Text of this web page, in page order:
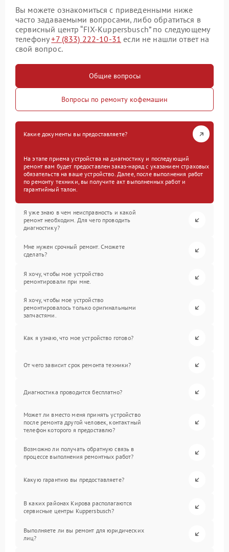
Вы можете ознакомиться с приведенными ниже
часто задаваемыми вопросами, либо обратиться в
сервисный центр “FIX-Kuppersbusch” по следующему
телефону+7 (833) 222-10-31 если не нашли ответ на
свой вопрос.
Общие вопросы
Вопросы по ремонту кофемашин
Какие документы вы предоставляете?
На этапе приема устройства на диагностику и последующий
ремонт вам будет предоставлен заказ-наряд с указанием страховых
обязательств на ваше устройство. Далее, после выполнения работ
по ремонту техники, вы получите акт выполненных работ и
гарантийный талон.
Я уже знаю в чем неисправность и какой
ремонт необходим. Для чего проводить
диагностику?
Мне нужен срочный ремонт. Сможете
сделать?
Я хочу, чтобы мое устройство
ремонтировали при мне.
Я хочу, чтобы мое устройство
ремонтировалось только оригинальными
запчастями.
Как я узнаю, что мое устройство готово?
От чего зависит срок ремонта техники?
Диагностика проводится бесплатно?
Может ли вместо меня принять устройство
после ремонта другой человек, контактный
телефон которого я предоставлю?
Возможно ли получать обратную связь в
процессе выполнения ремонтных работ?
Какую гарантию вы предоставляете?
В каких районах Кирова располагаются
сервисные центры Kuppersbusch?
Выполняете ли вы ремонт для юридических
лиц?